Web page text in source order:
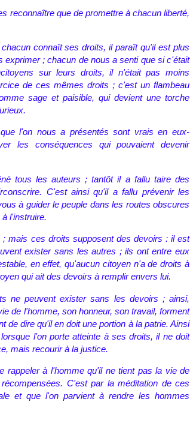
reconnaître que de promettre à chacun liberté,
connaît ses droits, il paraît qu'il est plus
exprimer ; chacun de nous a senti que si c'était
sur leurs droits, il n'était pas moins
de ces mêmes droits ; c'est un flambeau
sage et paisible, qui devient une torche
l'on nous a présentés sont vrais en eux-
les conséquences qui pouvaient devenir
tous les auteurs ; tantôt il a fallu taire des
C'est ainsi qu'il a fallu prévenir les
à guider le peuple dans les routes obscures
l'instruire.
; mais ces droits supposent des devoirs : il est
exister sans les autres ; ils ont entre eux
en effet, qu'aucun citoyen n'a de droits à
qui ait des devoirs à remplir envers lui.
ne peuvent exister sans les devoirs ; ainsi,
de l'homme, son honneur, son travail, forment
de dire qu'il en doit une portion à la patrie. Ainsi
l'on porte atteinte à ses droits, il ne doit
mais recourir à la justice.
rappeler à l'homme qu'il ne tient pas la vie de
C'est par la méditation de ces
et que l'on parvient à rendre les hommes